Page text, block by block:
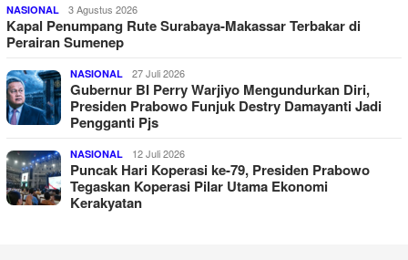
NASIONAL 3 Agustus 2026
Kapal Penumpang Rute Surabaya-Makassar Terbakar di
Perairan Sumenep
NASIONAL 27 Juli 2026
Gubernur BI Perry Warjiyo Mengundurkan Diri,
Presiden Prabowo Funjuk Destry Damayanti Jadi
Pengganti Pjs
NASIONAL 12 Juli 2026
Puncak Hari Koperasi ke-79, Presiden Prabowo
Tegaskan Koperasi Pilar Utama Ekonomi
Kerakyatan